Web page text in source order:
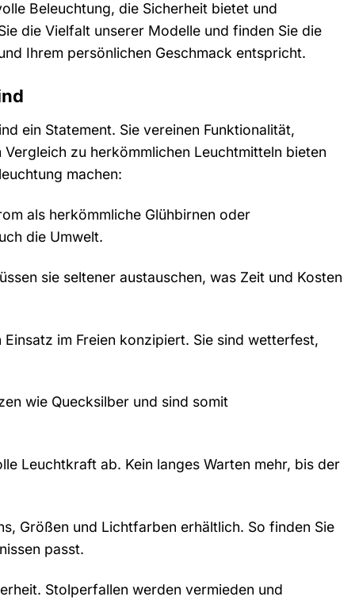
Beleuchtung, die Sicherheit bietet und
die Vielfalt unserer Modelle und finden Sie die
Ihrem persönlichen Geschmack entspricht.
ein Statement. Sie vereinen Funktionalität,
zu herkömmlichen Leuchtmitteln bieten
machen:
als herkömmliche Glühbirnen oder
die Umwelt.
sie seltener austauschen, was Zeit und Kosten
im Freien konzipiert. Sie sind wetterfest,
wie Quecksilber und sind somit
Leuchtkraft ab. Kein langes Warten mehr, bis der
Größen und Lichtfarben erhältlich. So finden Sie
passt.
Stolperfallen werden vermieden und